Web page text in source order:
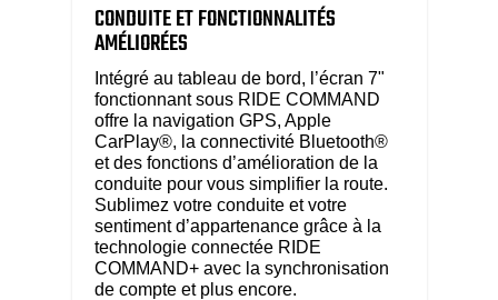
CONDUITE ET FONCTIONNALITÉS
AMÉLIORÉES
Intégré au tableau de bord, l’écran 7"
fonctionnant sous RIDE COMMAND
offre la navigation GPS, Apple
CarPlay®, la connectivité Bluetooth®
et des fonctions d’amélioration de la
conduite pour vous simplifier la route.
Sublimez votre conduite et votre
sentiment d’appartenance grâce à la
technologie connectée RIDE
COMMAND+ avec la synchronisation
de compte et plus encore.